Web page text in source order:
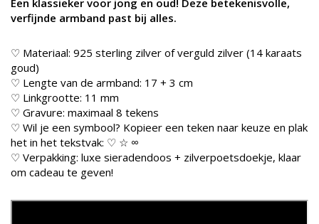
verfijnde armband past bij alles.
♡ Materiaal: 925 sterling zilver of verguld zilver (14 karaats
goud)
♡ Lengte van de armband: 17 + 3 cm
♡ Linkgrootte: 11 mm
♡ Gravure: maximaal 8 tekens
♡ Wil je een symbool? Kopieer een teken naar keuze en plak
het in het tekstvak: ♡ ☆ ∞
♡ Verpakking: luxe sieradendoos + zilverpoetsdoekje, klaar
om cadeau te geven!